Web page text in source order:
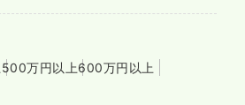
500万円以上600万円以上